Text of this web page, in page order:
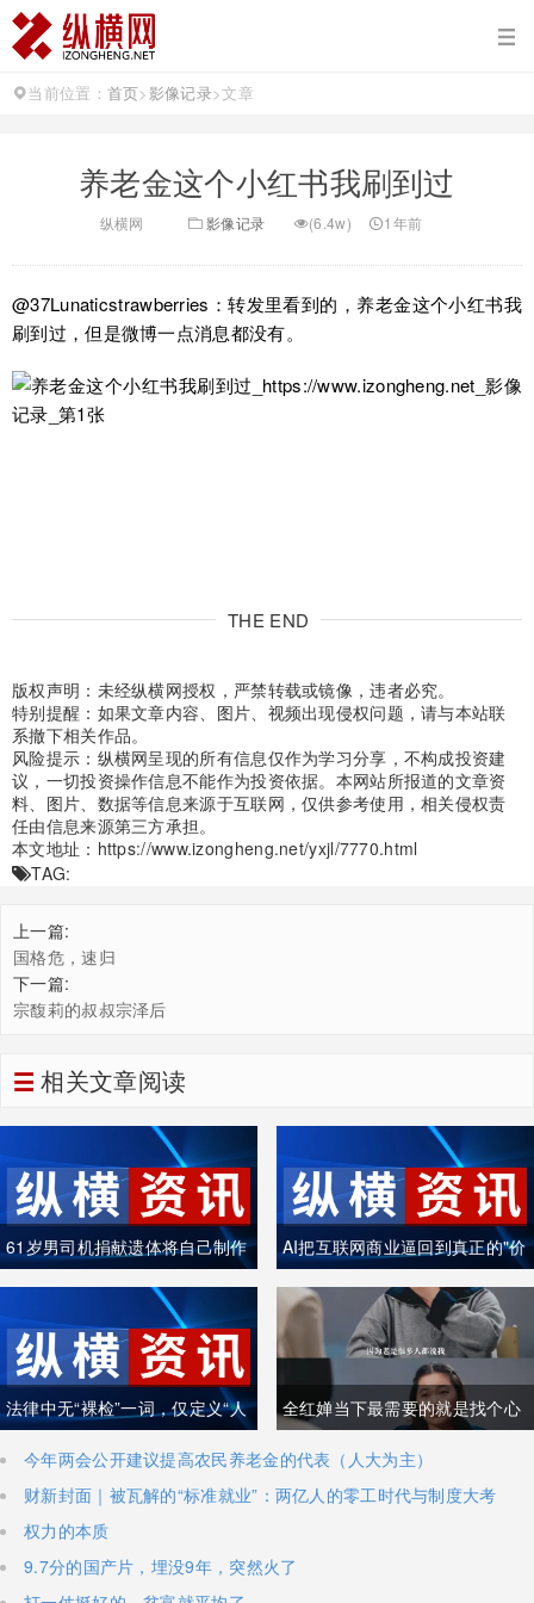
当前位置： 首页>影像记录>文章
养老金这个小红书我刷到过
纵横网 影像记录 (6.4w) 1年前
@37Lunaticstrawberries：转发里看到的，养老金这个小红书我
刷到过，但是微博一点消息都没有。
THE END
版权声明：未经纵横网授权，严禁转载或镜像，违者必究。
特别提醒：如果文章内容、图片、视频出现侵权问题，请与本站联
系撤下相关作品。
风险提示：纵横网呈现的所有信息仅作为学习分享，不构成投资建
议，一切投资操作信息不能作为投资依据。本网站所报道的文章资
料、图片、数据等信息来源于互联网，仅供参考使用，相关侵权责
任由信息来源第三方承担。
本文地址： https://www.izongheng.net/yxjl/7770.html
TAG:
上一篇:
国格危，速归
下一篇:
宗馥莉的叔叔宗泽后
相关文章阅读
61岁男司机捐献遗体将自己制作
成木乃伊
AI把互联网商业逼回到真正的"价
值创造"
法律中无“裸检”一词，仅定义“人
身检查”
全红婵当下最需要的就是找个心
理医生
今年两会公开建议提高农民养老金的代表（人大为主）
财新封面｜被瓦解的“标准就业”：两亿人的零工时代与制度大考
权力的本质
9.7分的国产片，埋没9年，突然火了